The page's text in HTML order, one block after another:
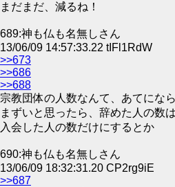
まだまだ、減るね！
689:神も仏も名無しさん
13/06/09 14:57:33.22 tIFl1RdW
>>673
>>686
>>688
宗教団体の人数なんて、あてにな
まずいと思ったら、辞めた人の数
入会した人の数だけにするとか
690:神も仏も名無しさん
13/06/09 18:32:31.20 CP2rg9iE
>>687